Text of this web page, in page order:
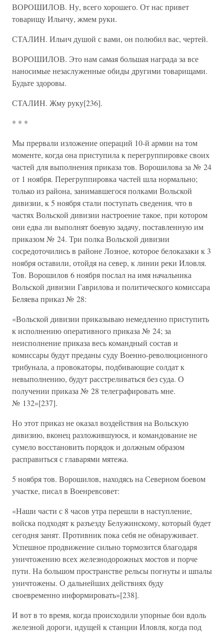
ВОРОШИЛОВ. Ну, всего хорошего. От нас привет
товарищу Ильичу, жмем руки.
СТАЛИН. Ильич душой с вами, он полюбил вас, чертей.
ВОРОШИЛОВ. Это нам самая большая награда за все
наносимые незаслуженные обиды другими товарищами.
Будьте здоровы.
СТАЛИН. Жму руку[236].
* * *
Мы прервали изложение операций 10-й армии на том
моменте, когда она приступила к перегруппировке своих
частей для выполнения приказа тов. Ворошилова за № 24
от 1 ноября. Перегруппировка частей шла нормально;
только из района, занимавшегося полками Вольской
дивизии, к 5 ноября стали поступать сведения, что в
частях Вольской дивизии настроение такое, при котором
они едва ли выполнят боевую задачу, поставленную им
приказом № 24. Три полка Вольской дивизии
сосредоточились в районе Лозное, которое белоказаки к 3
ноября оставили, отойдя на север, к линии реки Иловля.
Тов. Ворошилов 6 ноября послал на имя начальника
Вольской дивизии Гаврилова и политического комиссара
Беляева приказ № 28:
«Вольской дивизии приказываю немедленно приступить
к исполнению оперативного приказа № 24; за
неисполнение приказа весь командный состав и
комиссары будут преданы суду Военно-революционного
трибунала, а провокаторы, подбивающие солдат к
невыполнению, будут расстреливаться без суда. О
получении приказа № 28 телеграфировать мне.
№ 132»[237].
Но этот приказ не оказал воздействия на Вольскую
дивизию, вконец разложившуюся, и командование не
сумело восстановить порядок и должным образом
расправиться с главарями мятежа.
5 ноября тов. Ворошилов, находясь на Северном боевом
участке, писал в Военревсовет:
«Наши части с 8 часов утра перешли в наступление,
войска подходят к разъезду Белужинскому, который будет
сегодня занят. Противник пока себя не обнаруживает.
Успешное продвижение сильно тормозится благодаря
уничтожению всех железнодорожных мостов и порче
пути. На большом пространстве рельсы погнуты и шпалы
уничтожены. О дальнейших действиях буду
своевременно информировать»[238].
И вот в то время, когда происходили упорные бои вдоль
железной дороги, идущей к станции Иловля, когда под